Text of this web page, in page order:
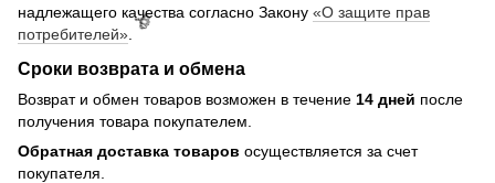
надлежащего качества согласно Закону «О защите прав
потребителей»
Сроки возврата и обмена
Возврат и обмен товаров возможен в течение 14 дней после
получения товара покупателем.
Обратная доставка товаров осуществляется за счет
покупателя.